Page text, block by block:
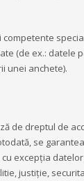
(de ex.:
unei anchete).
de dreptul de
se
excepția
justiție,